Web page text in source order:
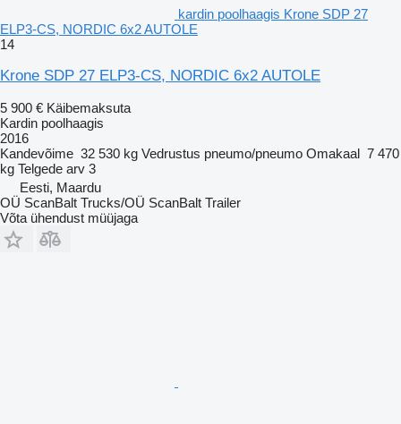
kardin poolhaagis Krone SDP 27
ELP3-CS, NORDIC 6x2 AUTOLE
14
Krone SDP 27 ELP3-CS, NORDIC 6x2 AUTOLE
5 900 € Käibemaksuta
Kardin poolhaagis
2016
Kandevõime 32 530 kg Vedrustus pneumo/pneumo Omakaal 7 470
kg Telgede arv 3
Eesti, Maardu
OÜ ScanBalt Trucks/OÜ ScanBalt Trailer
Võta ühendust müüjaga